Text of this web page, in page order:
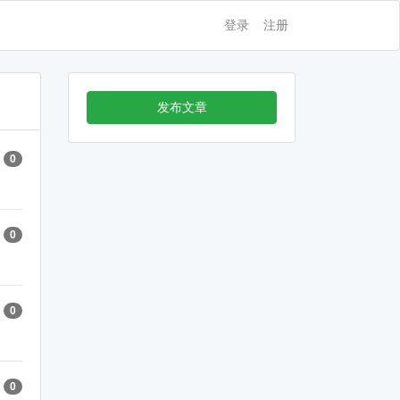
登录 注册
0
0
0
0
发布文章